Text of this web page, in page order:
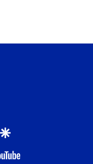
google
youtube-